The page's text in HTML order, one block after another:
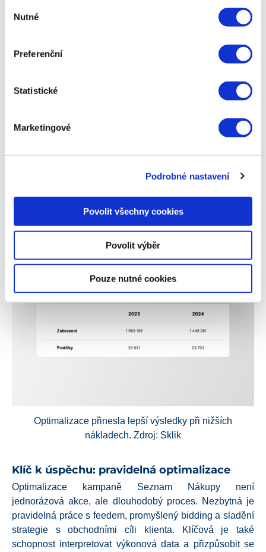
souhlasu
Nutné
Preferenční
Statistické
Marketingové
Podrobné nastavení
Povolit všechny cookies
Povolit výběr
Pouze nutné cookies
konverzi na téměř polovinu. Na grafu níže najdete detailní
data, která srovnávají stav v roce 2023 a 2024. Červené
Optimalizace přinesla lepší výsledky při nižších
nákladech. Zdroj: Sklik
Klíč k úspěchu: pravidelná optimalizace
Optimalizace kampaně Seznam Nákupy není
jednorázová akce, ale dlouhodobý proces. Nezbytná je
pravidelná práce s feedem, promyšlený bidding a sladění
strategie s obchodními cíli klienta. Klíčová je také
schopnost interpretovat výkonová data a přizpůsobit se